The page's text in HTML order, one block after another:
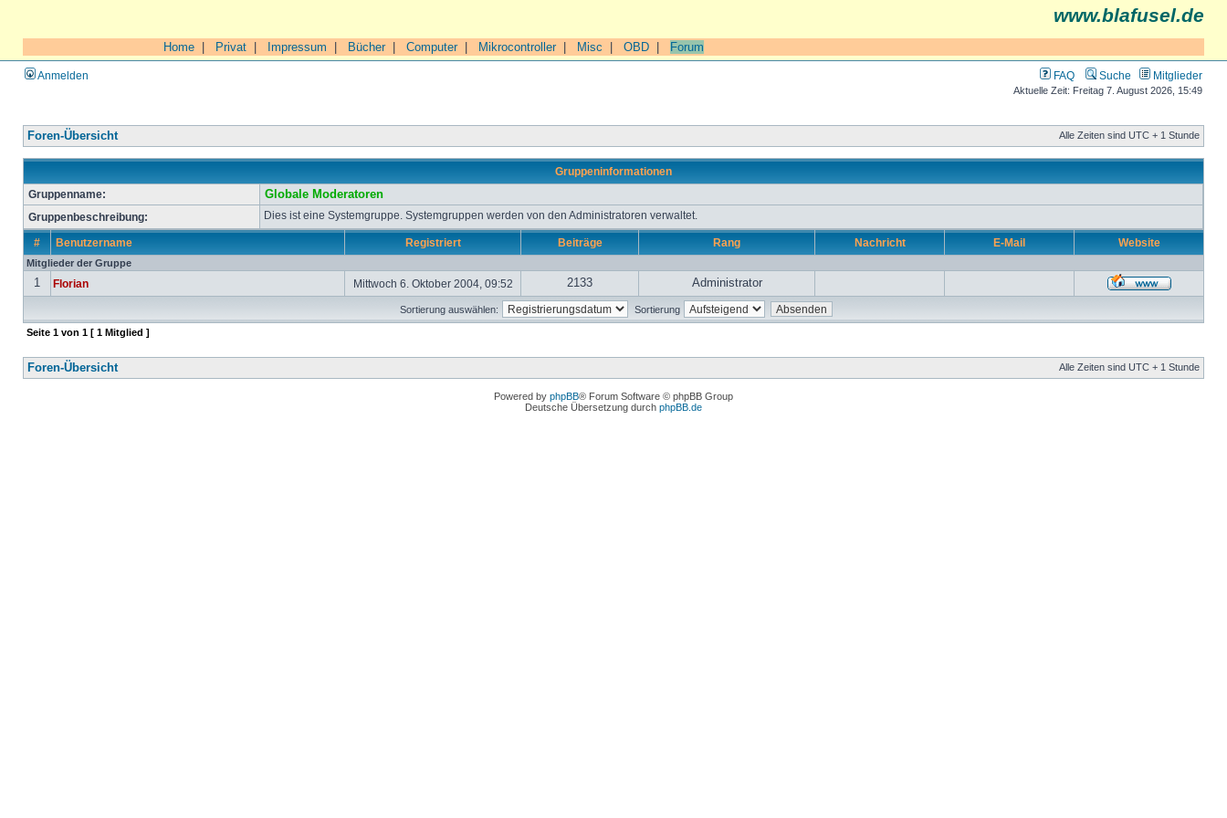
www.blafusel.de
Home Privat Impressum Bücher| Computer| Mikrocontroller| Misc OBD Forum
Anmelden FAQ Suche Mitglieder
Aktuelle Zeit: Freitag 7. August 2026, 15:49
Foren-Übersicht Alle Zeiten sind UTC + 1 Stunde
Gruppeninformationen
Gruppenname:
Globale Moderatoren
Gruppenbeschreibung: Dies ist eine Systemgruppe. Systemgruppen werden von den Administratoren verwaltet.
# Benutzername Registriert Beiträge Rang Nachricht E-Mail Website
Mitglieder der Gruppe
1 Florian Mittwoch 6. Oktober 2004, 09:52 2133 Administrator
Sortierung auswählen: Sortierung
Seite 1 von 1 [ 1 Mitglied ]
Foren-Übersicht Alle Zeiten sind UTC + 1 Stunde
Powered by phpBB® Forum Software © phpBB Group
Deutsche Übersetzung durch phpBB.de